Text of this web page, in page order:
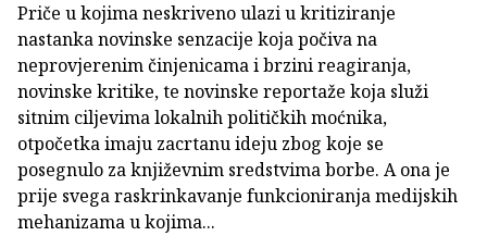
Priče u kojima neskriveno ulazi u kritiziranje
nastanka novinske senzacije koja počiva na
neprovjerenim činjenicama i brzini reagiranja,
novinske kritike, te novinske reportaže koja služi
sitnim ciljevima lokalnih političkih moćnika,
otpočetka imaju zacrtanu ideju zbog koje se
posegnulo za književnim sredstvima borbe. A ona je
prije svega raskrinkavanje funkcioniranja medijskih
mehanizama u kojima...